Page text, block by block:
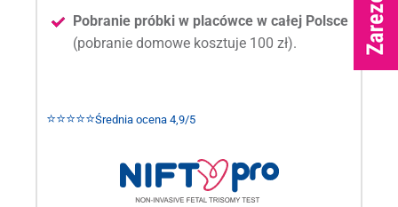
Pobranie próbki w placówce w całej Polsce
(pobranie domowe kosztuje 100 zł).
⭐⭐⭐⭐⭐Średnia ocena 4,9/5